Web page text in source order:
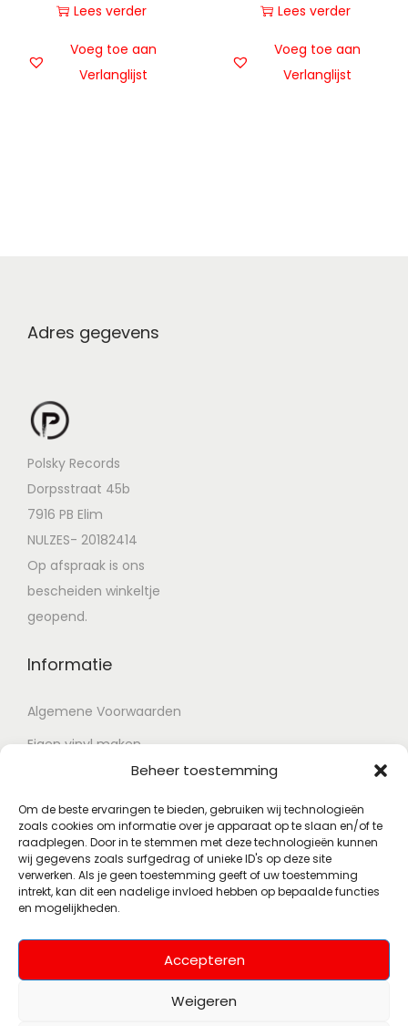
Beheer toestemming
Om de beste ervaringen te bieden, gebruiken wij technologieën
zoals cookies om informatie over je apparaat op te slaan en/of te
raadplegen. Door in te stemmen met deze technologieën kunnen
wij gegevens zoals surfgedrag of unieke ID's op deze site
verwerken. Als je geen toestemming geeft of uw toestemming
intrekt, kan dit een nadelige invloed hebben op bepaalde functies
en mogelijkheden.
Accepteren
Weigeren
Lees verder
Voeg toe aan
Verlanglijst
Lees verder
Voeg toe aan
Verlanglijst
Adres gegevens
Polsky Records
Dorpsstraat 45b
7916 PB Elim
NULZES- 20182414
Op afspraak is ons
bescheiden winkeltje
geopend.
Informatie
Algemene Voorwaarden
Eigen vinyl maken
Retour voorwaarden
Contact
Account
Mijn account
Wenslijst